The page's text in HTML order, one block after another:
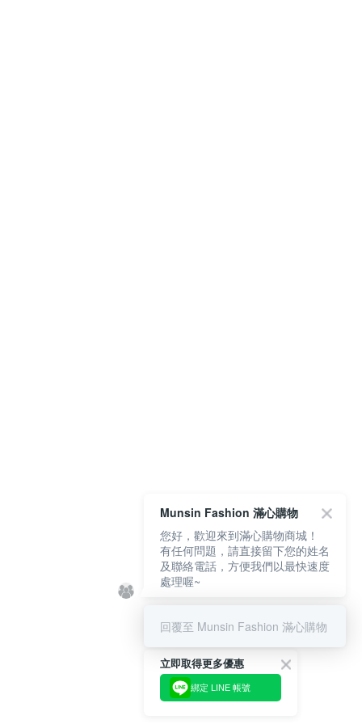
立即取得更多優惠
綁定 LINE 帳號
Munsin Fashion 滿心購物
您好，歡迎來到滿心購物商城！
有任何問題，請直接留下您的姓名
及聯絡電話，方便我們以最快速度
處理喔~
回覆至 Munsin Fashion 滿心購物